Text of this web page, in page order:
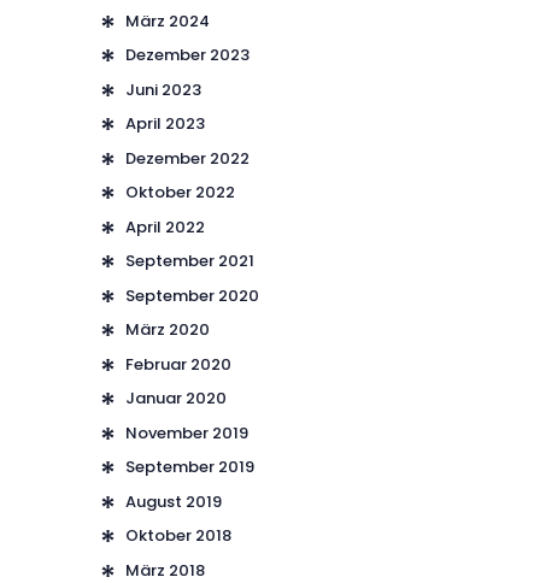
März 2024
Dezember 2023
Juni 2023
April 2023
Dezember 2022
Oktober 2022
April 2022
September 2021
September 2020
März 2020
Februar 2020
Januar 2020
November 2019
September 2019
August 2019
Oktober 2018
März 2018